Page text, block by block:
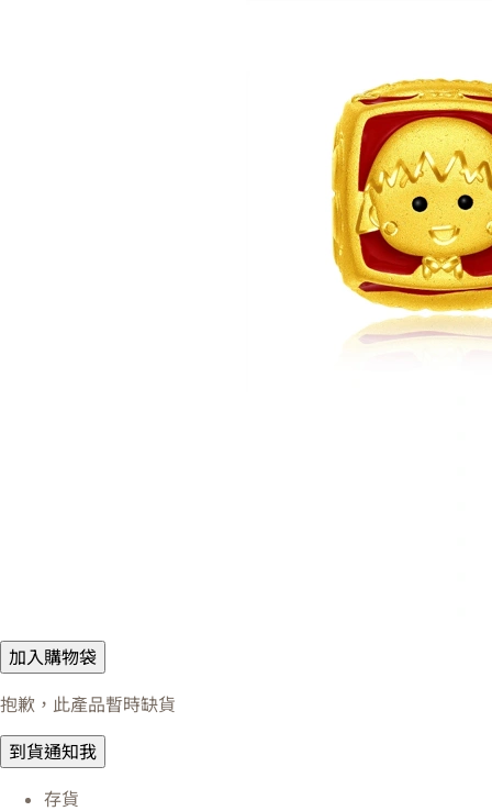
加入購物袋
抱歉，此產品暫時缺貨
到貨通知我
存貨